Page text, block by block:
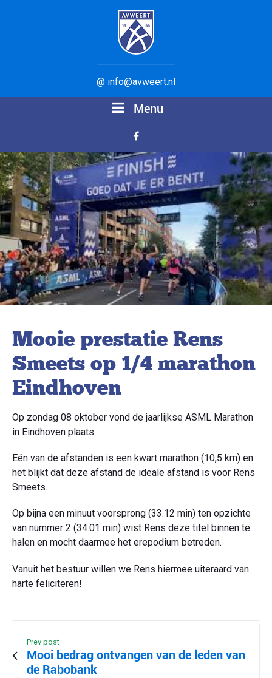
@ info@avweert.nl
Menu
Mooie prestatie Rens
Smeets op 1/4 marathon
Eindhoven
Op zondag 08 oktober vond de jaarlijkse ASML Marathon
in Eindhoven plaats.
Eén van de afstanden is een kwart marathon (10,5 km) en
het blijkt dat deze afstand de ideale afstand is voor Rens
Smeets.
Op bijna een minuut voorsprong (33.12 min) ten opzichte
van nummer 2 (34.01 min) wist Rens deze titel binnen te
halen en mocht daarmee het erepodium betreden.
Vanuit het bestuur willen we Rens hiermee uiteraard van
harte feliciteren!
Prev post
Mooi bedrag ontvangen van de leden van
de Rabobank